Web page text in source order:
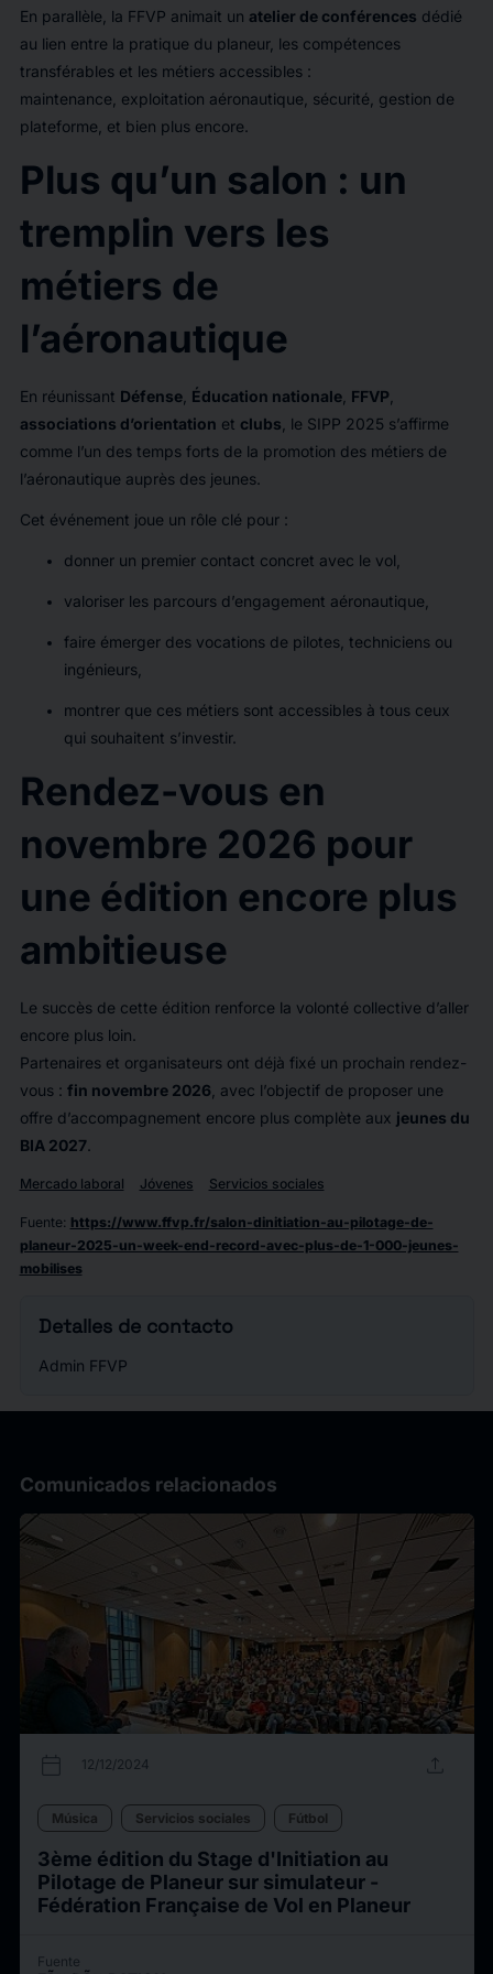
En parallèle, la FFVP animait un atelier de conférences dédié
au lien entre la pratique du planeur, les compétences
transférables et les métiers accessibles :
maintenance, exploitation aéronautique, sécurité, gestion de
plateforme, et bien plus encore.
Plus qu’un salon : un
tremplin vers les
métiers de
l’aéronautique
En réunissant Défense, Éducation nationale, FFVP
associations d’orientation et clubs , le SIPP 2025 s’affirme
comme l’un des temps forts de la promotion des métiers de
l’aéronautique auprès des jeunes.
Cet événement joue un rôle clé pour :
donner un premier contact concret avec le vol,
valoriser les parcours d’engagement aéronautique,
faire émerger des vocations de pilotes, techniciens ou
ingénieurs,
montrer que ces métiers sont accessibles à tous ceux
qui souhaitent s’investir.
Rendez-vous en
novembre 2026 pour
une édition encore plus
ambitieuse
Le succès de cette édition renforce la volonté collective d’aller
encore plus loin.
Partenaires et organisateurs ont déjà fixé un prochain rendez-
vous : fin novembre 2026 , avec l’objectif de proposer une
offre d’accompagnement encore plus complète aux jeunes du
BIA 2027.
Mercado laboral Jóvenes Servicios sociales
Fuente: https://www.ffvp.fr/salon-dinitiation-au-pilotage-de-
planeur-2025-un-week-end-record-avec-plus-de-1-000-jeunes-
mobilises
Detalles de contacto
Admin FFVP
Comunicados relacionados
calendar_today 12/12/2024 upload
Música Servicios sociales Fútbol
3ème édition du Stage d'Initiation au
Pilotage de Planeur sur simulateur -
Fédération Française de Vol en Planeur
Fuente